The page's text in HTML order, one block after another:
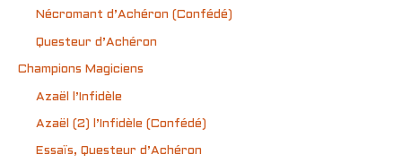
Nécromant d’Achéron (Confédé)
Questeur d’Achéron
Champions Magiciens
Azaël l’Infidèle
Azaël (2) l’Infidèle (Confédé)
Essaïs, Questeur d’Achéron